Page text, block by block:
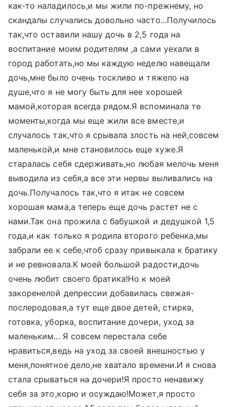
как-то наладилось,и мы жили по-прежнему, но
скандалы случались довольно часто...Получилось
так,что оставили нашу дочь в 2,5 года на
воспитание моим родителям ,а сами уехали в
город работать,но мы каждую неделю навещали
дочь,мне было очень тоскливо и тяжело на
душе,что я не могу быть для нее хорошей
мамой,которая всегда рядом.Я вспоминала те
моменты,когда мы еще жили все вместе,и
случалось так,что я срывала злость на ней,совсем
маленькой,и мне становилось еще хуже.Я
старалась себя сдерживать,но любая мелочь меня
выводила из себя,а все эти нервы выливались на
дочь.Получалось так,что я итак не совсем
хорошая мама,а теперь еще дочь растет не с
нами.Так она прожила с бабушкой и дедушкой 1,5
года,и как только я родила второго ребенка,мы
забрали ее к себе,чтоб сразу привыкала к братику
и не ревновала.К моей большой радости,дочь
очень любит своего братика!Но к моей
закоренелой депрессии добавилась свежая-
послеродовая,а тут еще двое детей, стирка,
готовка, уборка, воспитание дочери, уход за
маленьким... Я совсем перестала себе
нравиться,ведь на уход за своей внешностью у
меня,понятное дело,не хватало времени.И я снова
стала срываться на дочери!Я просто ненавижу
себя за это,корю и осуждаю!Может,я просто